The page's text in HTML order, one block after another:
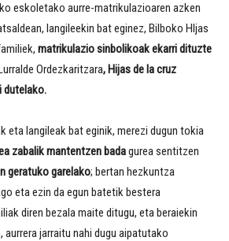
eskoletako aurre-matrikulazioaren azken
langileekin bat eginez, Bilboko HIjas
matrikulazio sinbolikoak ekarri dituzte
Ordezkaritzara, Hijas de la cruz
dutelako.
eta langileak bat eginik, merezi dugun tokia
zabalik mantentzen badagurea sentitzen
geratukogarelako; bertan hezkuntza
eta ezin da egun batetik bestera
diren bezala maite ditugu, eta beraiekin
aurrera jarraitu nahi dugu aipatutako